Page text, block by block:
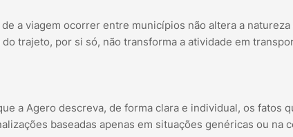
a viagem ocorrer entre municípios não altera a
trajeto, por si só, não transforma a atividade em
a Agero descreva, de forma clara e individual, os fatos
baseadas apenas em situações genéricas ou na